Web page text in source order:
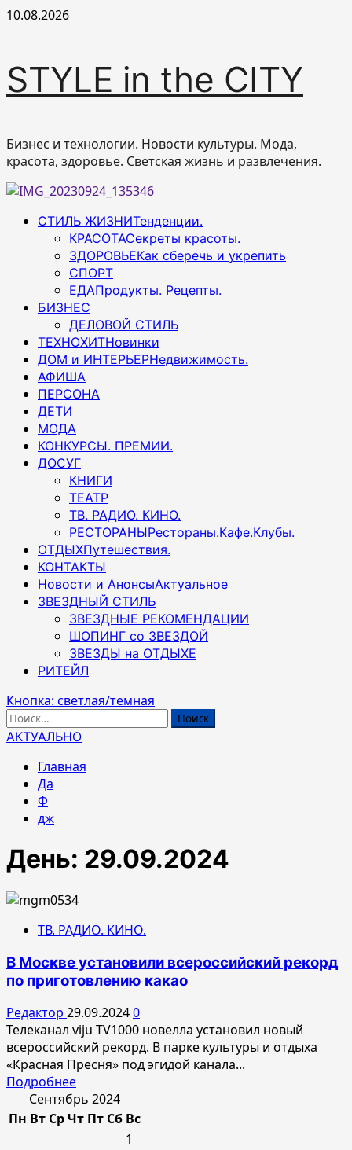
Перейти
10.08.2026
STYLE in the CITY
Бизнес и технологии. Новости культуры. Мода,
красота, здоровье. Светская жизнь и развлечения.
Основное
СТИЛЬ ЖИЗНИТенденции.
КРАСОТАСекреты красоты.
ЗДОРОВЬЕКак сберечь и укрепить
СПОРТ
ЕДАПродукты. Рецепты.
БИЗНЕС
ДЕЛОВОЙ СТИЛЬ
ТЕХНОХИТНовинки
ДОМ и ИНТЕРЬЕРНедвижимость.
АФИША
ПЕРСОНА
ДЕТИ
МОДА
КОНКУРСЫ. ПРЕМИИ.
ДОСУГ
КНИГИ
ТЕАТР
ТВ. РАДИО. КИНО.
РЕСТОРАНЫРестораны.Кафе.Клубы.
ОТДЫХПутешествия.
КОНТАКТЫ
Новости и АнонсыАктуальное
ЗВЕЗДНЫЙ СТИЛЬ
ЗВЕЗДНЫЕ РЕКОМЕНДАЦИИ
ШОПИНГ со ЗВЕЗДОЙ
ЗВЕЗДЫ на ОТДЫХЕ
РИТЕЙЛ
Кнопка: светлая/темная
Найти:
АКТУАЛЬНО
Главная
Да
Ф
дж
День: 29.09.2024
ТВ. РАДИО. КИНО.
В Москве установили всероссийский рекорд
по приготовлению какао
Редактор 29.09.20240
Телеканал viju TV1000 новелла установил новый
всероссийский рекорд. В парке культуры и отдыха
«Красная Пресня» под эгидой канала...
ПодробнееПрочитать
больше
о
Сентябрь 2024
Пн Вт СрЧт Пт Сб Вс
1